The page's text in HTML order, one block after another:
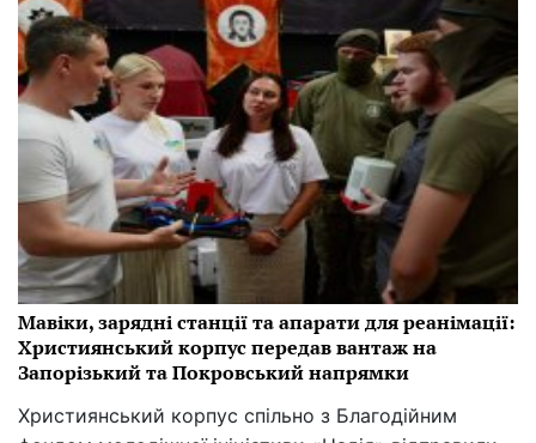
Мавіки, зарядні станції та апарати для реанімації:
Християнський корпус передав вантаж на
Запорізький та Покровський напрямки
Християнський корпус спільно з Благодійним